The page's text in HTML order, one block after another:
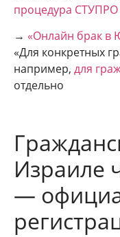
процедура СТУПРО
→ «Онлайн брак в
«Для конкретных
например, для
отдельно
Израиле
—